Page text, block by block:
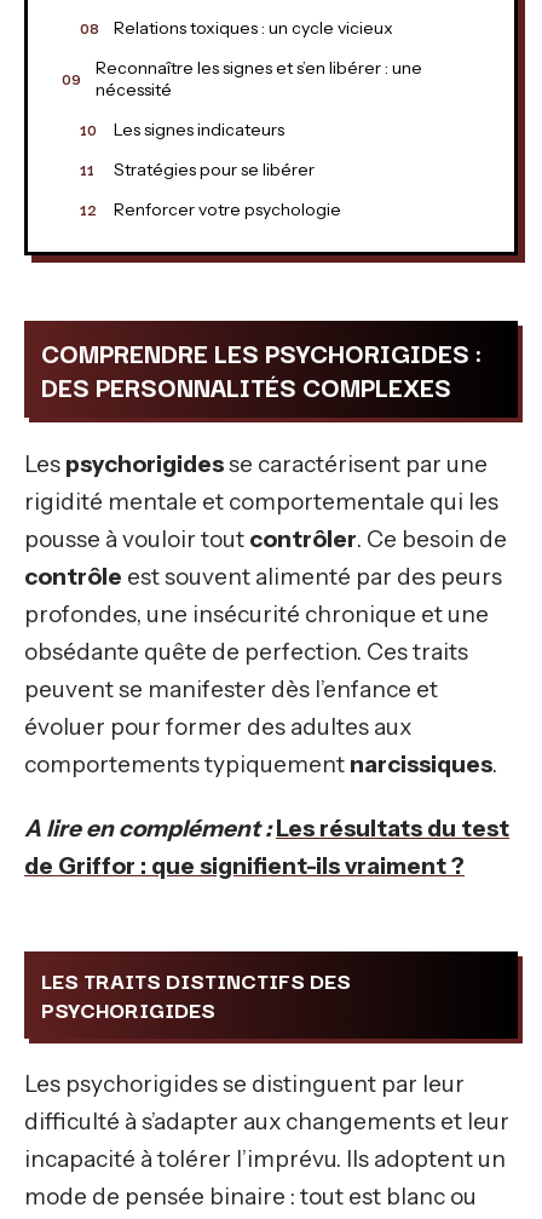
Relations toxiques : un cycle vicieux
Reconnaître les signes et s’en libérer : une
nécessité
Les signes indicateurs
Stratégies pour se libérer
Renforcer votre psychologie
COMPRENDRE LES PSYCHORIGIDES :
DES PERSONNALITÉS COMPLEXES
Les psychorigidesse caractérisent par une
rigidité mentale et comportementale qui les
pousse à vouloir tout contrôler. Ce besoin de
contrôle est souvent alimenté par des peurs
profondes, une insécurité chronique et une
obsédante quête de perfection. Ces traits
peuvent se manifester dès l’enfance et
évoluer pour former des adultes aux
comportements typiquement narcissiques.
A lire en complément : Les résultats du test
de Griffor : que signifient-ils vraiment ?
LES TRAITS DISTINCTIFS DES
PSYCHORIGIDES
Les psychorigides se distinguent par leur
difficulté à s’adapter aux changements et leur
incapacité à tolérer l’imprévu. Ils adoptent un
mode de pensée binaire : tout est blanc ou